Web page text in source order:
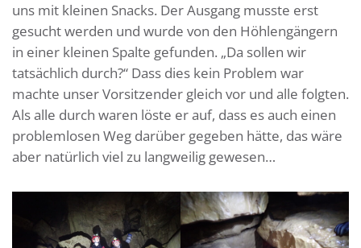
uns mit kleinen Snacks. Der Ausgang musste erst
gesucht werden und wurde von den Höhlengängern
in einer kleinen Spalte gefunden. „Da sollen wir
tatsächlich durch?“ Dass dies kein Problem war
machte unser Vorsitzender gleich vor und alle folgten.
Als alle durch waren löste er auf, dass es auch einen
problemlosen Weg darüber gegeben hätte, das wäre
aber natürlich viel zu langweilig gewesen…